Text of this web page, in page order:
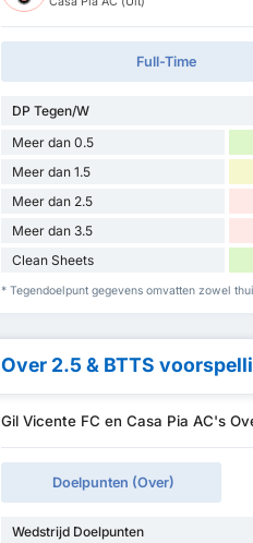
Full-Time
DP Tegen/W
Meer dan 0.5
Meer dan 1.5
Meer dan 2.5
Meer dan 3.5
Clean Sheets
* Tegendoelpunt gegevens omvatten zowel
Over 2.5 & BTTS
Gil Vicente FC en Casa Pia AC's
Doelpunten (Over)
Wedstrijd Doelpunten